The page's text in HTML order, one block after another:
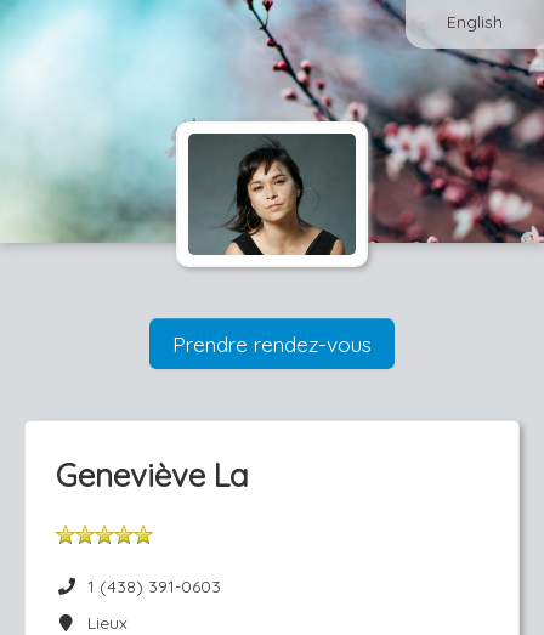
English
Prendre rendez-vous
Geneviève La
1 (438) 391-0603
Lieux